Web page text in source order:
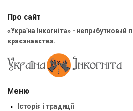
Про сайт
«Україна Інкогніта» - неприбутковий
краєзнавства.
Меню
Історія і традиції